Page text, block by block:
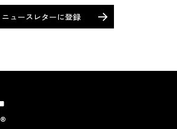
ニュースレターに登録